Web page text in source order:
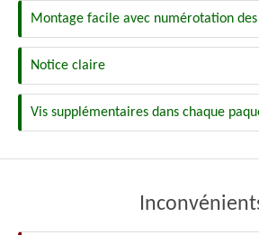
Montage facile avec numérotation
Notice claire
Vis supplémentaires dans chaque